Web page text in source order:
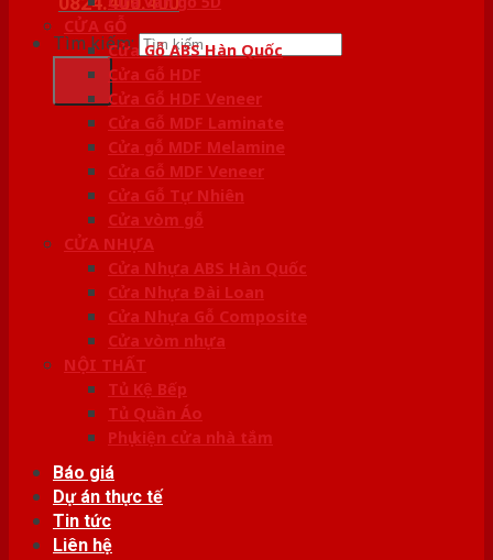
Tìm kiếm:
CỬA GỖ
Cửa Gỗ ABS Hàn Quốc
Cửa Gỗ HDF
Cửa Gỗ HDF Veneer
Cửa Gỗ MDF Laminate
Cửa gỗ MDF Melamine
Cửa Gỗ MDF Veneer
Cửa Gỗ Tự Nhiên
Cửa vòm gỗ
CỬA NHỰA
Cửa Nhựa ABS Hàn Quốc
Cửa Nhựa Đài Loan
Cửa Nhựa Gỗ Composite
Cửa vòm nhựa
NỘI THẤT
Tủ Kệ Bếp
Tủ Quần Áo
Phụ kiện cửa nhà tắm
Báo giá
Dự án thực tế
Tin tức
Liên hệ